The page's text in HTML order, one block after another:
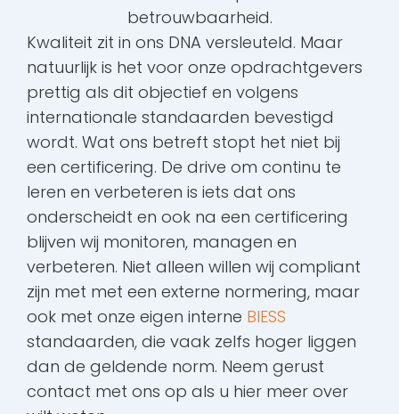
betrouwbaarheid.
Kwaliteit zit in ons DNA versleuteld. Maar
natuurlijk is het voor onze opdrachtgevers
prettig als dit objectief en volgens
internationale standaarden bevestigd
wordt. Wat ons betreft stopt het niet bij
een certificering. De drive om continu te
leren en verbeteren is iets dat ons
onderscheidt en ook na een certificering
blijven wij monitoren, managen en
verbeteren. Niet alleen willen wij compliant
zijn met met een externe normering, maar
ook met onze eigen interne BIESS
standaarden, die vaak zelfs hoger liggen
dan de geldende norm. Neem gerust
contact met ons op als u hier meer over